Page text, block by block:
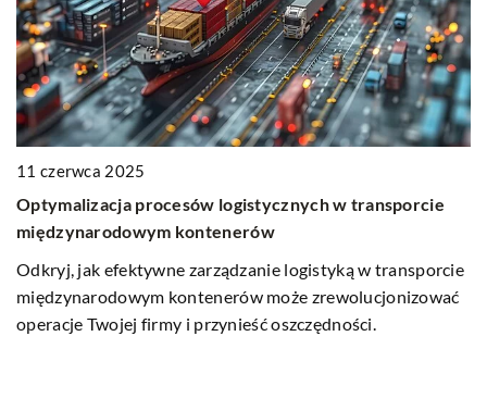
11 czerwca 2025
Optymalizacja procesów logistycznych w transporcie
międzynarodowym kontenerów
Odkryj, jak efektywne zarządzanie logistyką w transporcie
międzynarodowym kontenerów może zrewolucjonizować
operacje Twojej firmy i przynieść oszczędności.